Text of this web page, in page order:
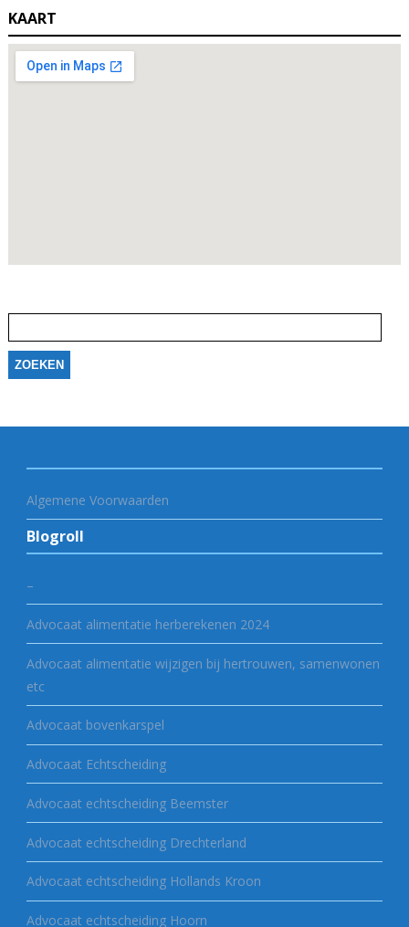
KAART
naar:
Algemene Voorwaarden
Blogroll
–
Advocaat alimentatie herberekenen 2024
Advocaat alimentatie wijzigen bij hertrouwen, samenwonen
etc
Advocaat bovenkarspel
Advocaat Echtscheiding
Advocaat echtscheiding Beemster
Advocaat echtscheiding Drechterland
Advocaat echtscheiding Hollands Kroon
Advocaat echtscheiding Hoorn